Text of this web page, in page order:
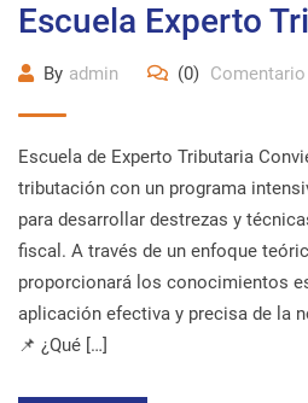
Escuela Experto
By admin (0) Comentario
Escuela de Experto Tributaria
tributación con un programa
para desarrollar destrezas y
fiscal. A través de un enfoque
proporcionará los conocimientos
aplicación efectiva y precisa de la
📌 ¿Qué […]